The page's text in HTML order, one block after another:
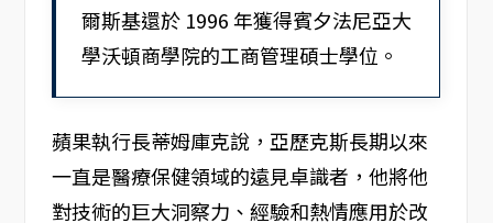
爾斯基還於 1996 年獲得賓夕法尼亞大
學沃頓商學院的工商管理碩士學位。
蘋果執行長蒂姆庫克說，亞歷克斯長期以來
一直是醫療保健領域的遠見卓識者，他將他
對技術的巨大洞察力、經驗和熱情應用於改